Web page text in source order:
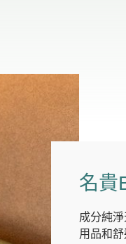
名貴
成分純
用品和